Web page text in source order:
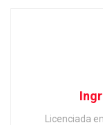
Licenciada